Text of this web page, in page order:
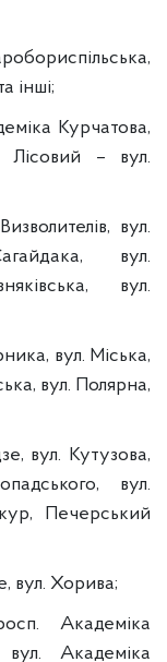
інші;
Курчатова,
Лісовий – вул.
вул.
вул.
вул.
вул. Міська,
вул. Полярна,
вул. Кутузова,
вул.
Печерський
вул. Хорива;
Академіка
Академіка